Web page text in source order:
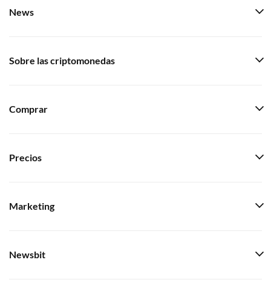
News
Sobre las criptomonedas
Comprar
Precios
Marketing
Newsbit